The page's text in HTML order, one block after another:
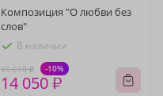
Композиция "О любви без
слов"
В наличии
15 610 ₽ -10%
14 050 ₽